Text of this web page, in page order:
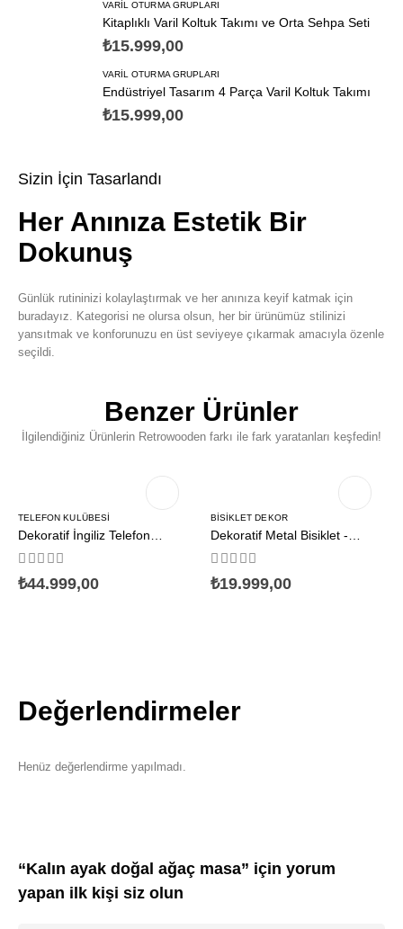
VARIL OTURMA GRUPLARI
Kitaplıklı Varil Koltuk Takımı ve Orta Sehpa Seti
₺15.999,00
VARIL OTURMA GRUPLARI
Endüstriyel Tasarım 4 Parça Varil Koltuk Takımı
₺15.999,00
Sizin İçin Tasarlandı
Her Anınıza Estetik Bir
Dokunuş
Günlük rutininizi kolaylaştırmak ve her anınıza keyif katmak için
buradayız. Kategorisi ne olursa olsun, her bir ürünümüz stilinizi
yansıtmak ve konforunuzu en üst seviyeye çıkarmak amacıyla özenle
seçildi.
Benzer Ürünler
İlgilendiğiniz Ürünlerin Retrowooden farkı ile fark yaratanları keşfedin!
TELEFON KULÜBESI
Dekoratif İngiliz Telefon
kulübesi
0out of 5
₺44.999,00
BISIKLET DEKOR
Dekoratif Metal Bisiklet -
Çiçekli Vintage Bahçe ve Cafe
Giriş Dekoru - Vitrin Süsü &
Fotoğraf Köşesi Aksesuarı
0out of 5
₺19.999,00
Değerlendirmeler
Henüz değerlendirme yapılmadı.
“Kalın ayak doğal ağaç masa” için yorum
yapan ilk kişi siz olun